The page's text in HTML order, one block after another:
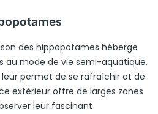
des hippopotames héberge
au mode de vie semi-aquatique.
permet de se rafraîchir et de
extérieur offre de larges zones
leur fascinant